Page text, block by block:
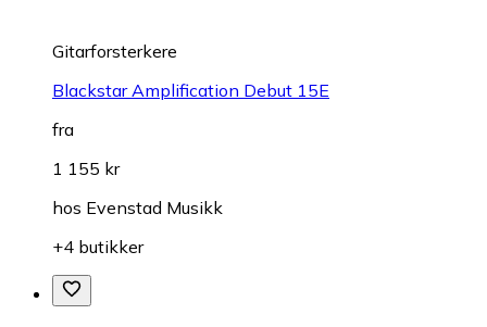
Gitarforsterkere
Blackstar Amplification Debut 15E
fra
1 155 kr
hos Evenstad Musikk
+4 butikker